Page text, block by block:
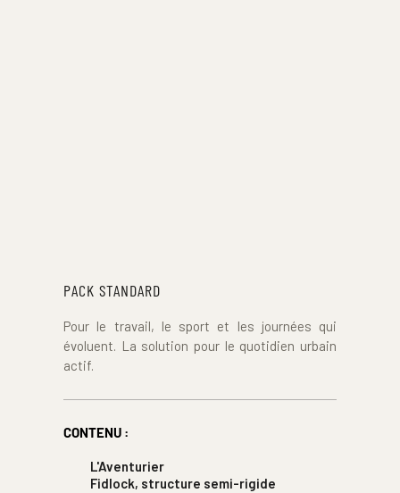
PACK STANDARD
Pour le travail, le sport et les journées qui
évoluent. La solution pour le quotidien urbain
actif.
CONTENU :
L'Aventurier
Fidlock, structure semi-rigide